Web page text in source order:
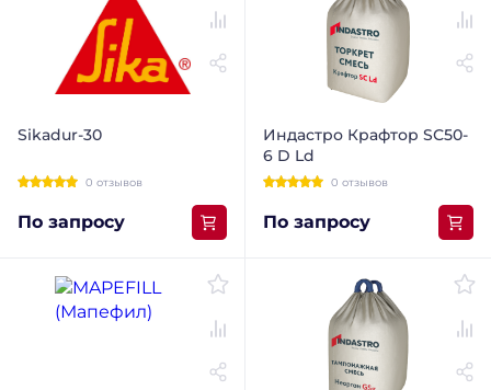
Sikadur-30
0 отзывов
По запросу
Индастро Крафтор SС50-
6 D Ld
0 отзывов
По запросу